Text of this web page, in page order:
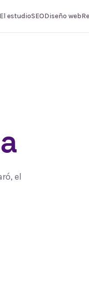
El estudioSEODiseño web
el